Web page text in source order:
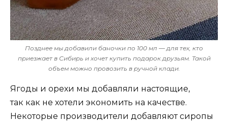
Позднее мы добавили баночки по 100 мл — для тех, кто
приезжает в Сибирь и хочет купить подарок друзьям. Такой
объем можно провозить в ручной клади.
Ягоды и орехи мы добавляли настоящие,
так как не хотели экономить на качестве.
Некоторые производители добавляют сиропы